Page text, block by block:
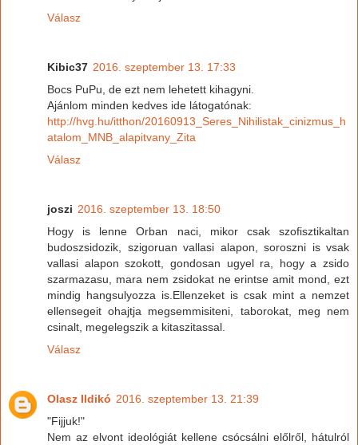
Válasz
Kibic37 2016. szeptember 13. 17:33
Bocs PuPu, de ezt nem lehetett kihagyni.
Ajánlom minden kedves ide látogatónak:
http://hvg.hu/itthon/20160913_Seres_Nihilistak_cinizmus_h
atalom_MNB_alapitvany_Zita
Válasz
joszi 2016. szeptember 13. 18:50
Hogy is lenne Orban naci, mikor csak szofisztikaltan
budoszsidozik, szigoruan vallasi alapon, soroszni is vsak
vallasi alapon szokott, gondosan ugyel ra, hogy a zsido
szarmazasu, mara nem zsidokat ne erintse amit mond, ezt
mindig hangsulyozza is.Ellenzeket is csak mint a nemzet
ellensegeit ohajtja megsemmisiteni, taborokat, meg nem
csinalt, megelegszik a kitaszitassal.
Válasz
Olasz Ildikó 2016. szeptember 13. 21:39
"Fijjuk!"
Nem az elvont ideológiát kellene csócsálni előlről, hátulról